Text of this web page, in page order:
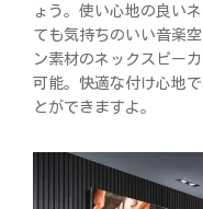
ょう。使い心地の良い
ても気持ちのいい音楽
ン素材のネックスピー
可能。快適な付け心地
とができますよ。